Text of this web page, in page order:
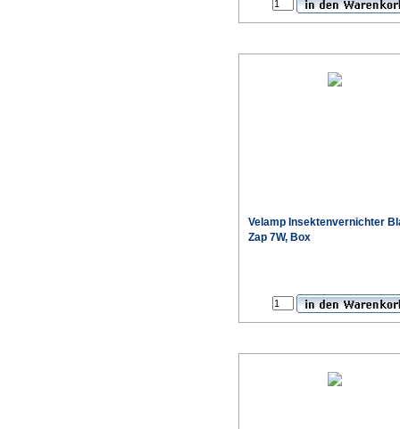
Velamp Insektenvernichter
Zap 7W, Box